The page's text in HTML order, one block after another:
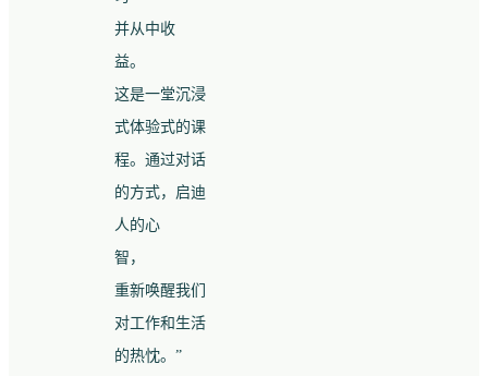
并从中收
益。
这是一堂沉浸
式体验式的课
程。通过对话
的方式，启迪
人的心
智，
重新唤醒我们
对工作和生活
的热忱。”